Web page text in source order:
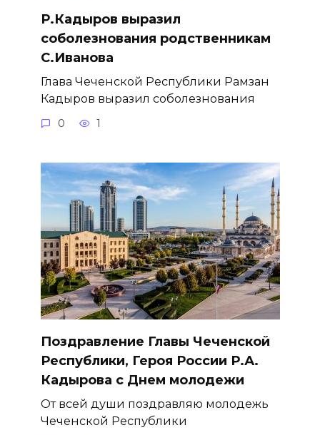
Р.Кадыров выразил
соболезнования родственникам
С.Иванова
Глава Чеченской Республики Рамзан
Кадыров выразил соболезнования
0 1
Поздравление Главы Чеченской
Республики, Героя России Р.А.
Кадырова с Днем молодежи
От всей души поздравляю молодежь
Чеченской Республики